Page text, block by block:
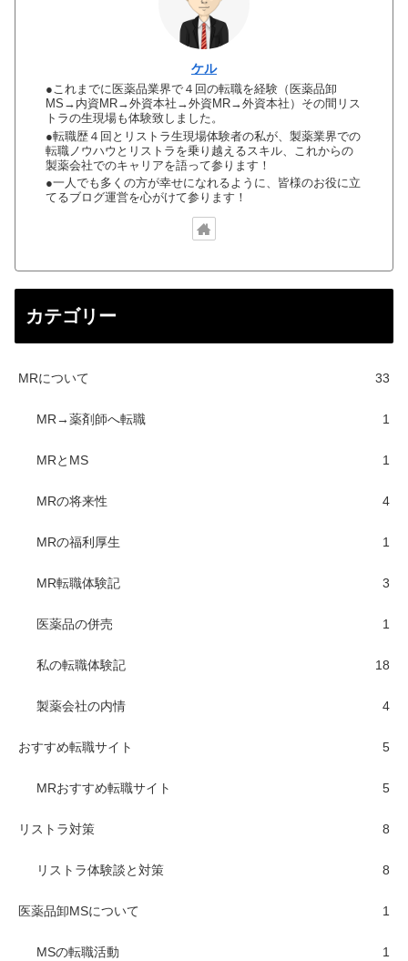
ケル
●これまでに医薬品業界で４回の転職を経験（医薬品卸
MS→内資MR→外資本社→外資MR→外資本社）その間リス
トラの生現場も体験致しました。
●転職歴４回とリストラ生現場体験者の私が、製薬業界での
転職ノウハウとリストラを乗り越えるスキル、これからの
製薬会社でのキャリアを語って参ります！
●一人でも多くの方が幸せになれるように、皆様のお役に立
てるブログ運営を心がけて参ります！
カテゴリー
MRについて 33
MR→薬剤師へ転職 1
MRとMS 1
MRの将来性 4
MRの福利厚生 1
MR転職体験記 3
医薬品の併売 1
私の転職体験記 18
製薬会社の内情 4
おすすめ転職サイト 5
MRおすすめ転職サイト 5
リストラ対策 8
リストラ体験談と対策 8
医薬品卸MSについて 1
MSの転職活動 1